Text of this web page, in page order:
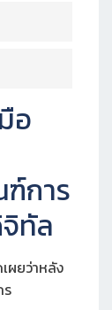
อ
การ
ทัล
ผยว่าหลัง